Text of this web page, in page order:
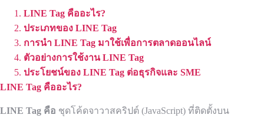
LINE Tag คืออะไร?
ประเภทของ LINE Tag
การนำ LINE Tag มาใช้เพื่อการตลาดออนไลน์
ตัวอย่างการใช้งาน LINE Tag
ประโยชน์ของ LINE Tag ต่อธุรกิจและ SME
LINE Tag คืออะไร?
LINE Tag คือ ชุดโค้ดจาวาสคริปต์ (JavaScript) ที่ติดตั้งบน